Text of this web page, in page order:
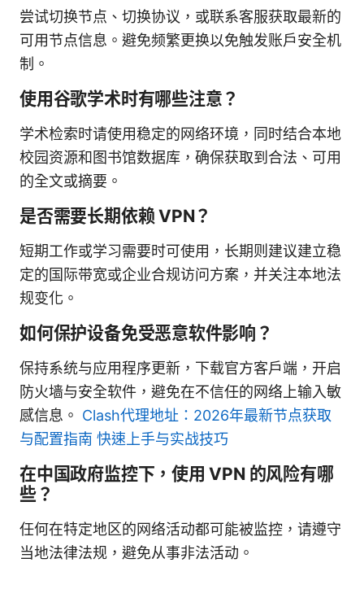
尝试切换节点、切换协议，或联系客服获取最新的
可用节点信息。避免频繁更换以免触发账户安全机
制。
使用谷歌学术时有哪些注意？
学术检索时请使用稳定的网络环境，同时结合本地
校园资源和图书馆数据库，确保获取到合法、可用
的全文或摘要。
是否需要长期依赖 VPN？
短期工作或学习需要时可使用，长期则建议建立稳
定的国际带宽或企业合规访问方案，并关注本地法
规变化。
如何保护设备免受恶意软件影响？
保持系统与应用程序更新，下载官方客户端，开启
防火墙与安全软件，避免在不信任的网络上输入敏
感信息。 Clash代理地址：2026年最新节点获取
与配置指南 快速上手与实战技巧
在中国政府监控下，使用 VPN 的风险有哪
些？
任何在特定地区的网络活动都可能被监控，请遵守
当地法律法规，避免从事非法活动。